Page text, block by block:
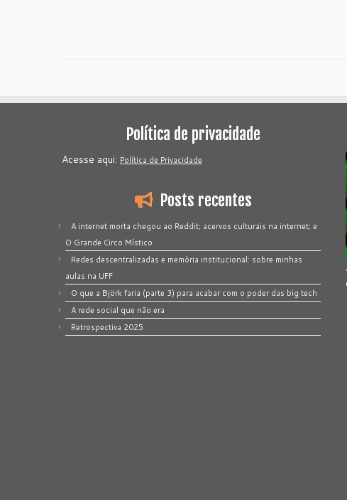
Política de privacidade
Acesse aqui: Política de Privacidade
Posts recentes
A internet morta chegou ao Reddit; acervos culturais na internet; e
O Grande Circo Místico
Redes descentralizadas e memória institucional: sobre minhas
aulas na UFF
O que a Björk faria (parte 3) para acabar com o poder das big tech
A rede social que não era
Retrospectiva 2025